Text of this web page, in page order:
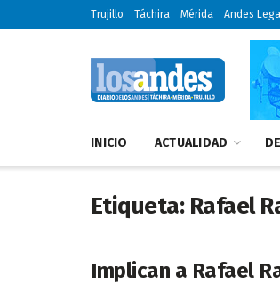
Trujillo Táchira Mérida Andes
INICIO ACTUALIDAD
Etiqueta: Rafael
Implican a Rafael